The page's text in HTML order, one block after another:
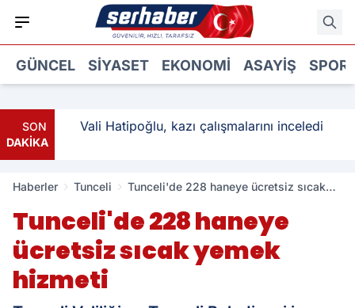
GÜNCEL SIYASET EKONOMI ASAYIŞ SPOR
SON
DAKİKA
Vali Hatipoğlu, kazı çalışmalarını inceledi
Haberler Tunceli
Tunceli'de 228 haneye ücretsiz sıcak
Tunceli'de 228 haneye
ücretsiz sıcak yemek
hizmeti